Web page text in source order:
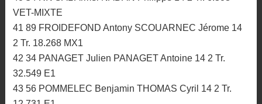
VET-MIXTE
41 89 FROIDEFOND Antony SCOUARNEC Jérome 14
2 Tr. 18.268 MX1
42 34 PANAGET Julien PANAGET Antoine 14 2 Tr.
32.549 E1
43 56 POMMELEC Benjamin THOMAS Cyril 14 2 Tr.